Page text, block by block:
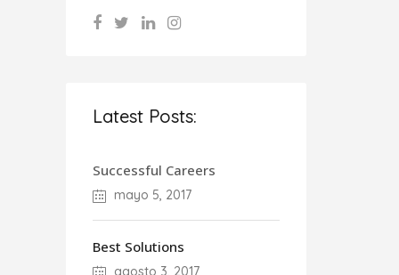
Latest Posts:
Successful Careers
mayo 5, 2017
Best Solutions